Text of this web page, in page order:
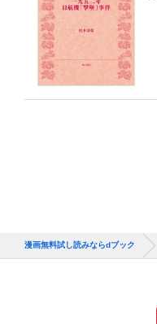
漫画無料試し読みならdブック